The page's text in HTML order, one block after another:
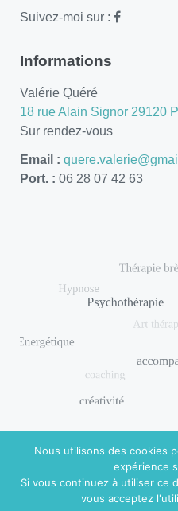
Suivez-moi sur :
Informations
Valérie Quéré
18 rue Alain Signor 29120
Sur rendez-vous
Email :
Port. : 06 28 07 42 63
© 2018 DISHUAL. Réalisé
Nous utilisons des cookies
expérience
Si vous continuez à utiliser ce
vous acceptez